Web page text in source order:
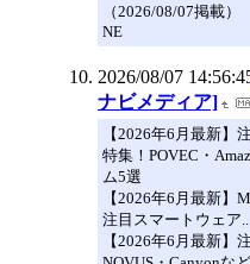
（2026/08/07掲載）
NE
2026/08/07
ナビメディア]
【2026年6月最新】
特集！POVEC・
ム5選
【2026年6月最新】
注目スマートウェア..
【2026年6月最新】